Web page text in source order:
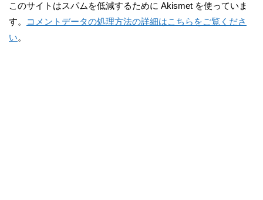
このサイトはスパムを低減するために Akismet を使っていま
す。
コメントデータの処理方法の詳細はこちらをご覧くださ
い。